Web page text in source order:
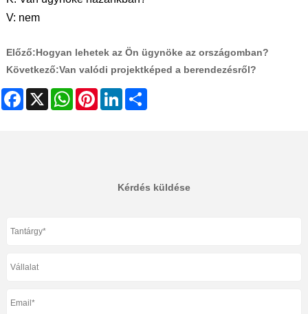
V: nem
Előző:Hogyan lehetek az Ön ügynöke az országomban?
Következő:Van valódi projektképed a berendezésről?
Facebook WhatsAppPinterestLinkedIn
Kérdés küldése